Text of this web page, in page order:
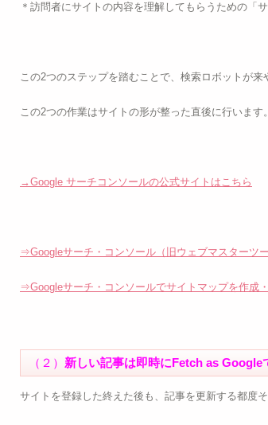
＊訪問者にサイトの内容を理解してもらうための「
この2つのステップを踏むことで、検索ロボットが来
この2つの作業はサイトの形が整った直後に行います。
→Google サーチコンソールの公式サイトはこちら
⇒Googleサーチ・コンソール（旧ウェブマスターツ
⇒Googleサーチ・コンソールでサイトマップを作成
（２） 新しい記事は即時にFetch as Google
サイトを登録した終えた後も、記事を更新する都度